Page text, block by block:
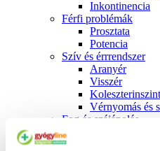
Inkontinencia
Férfi problémák
Prosztata
Potencia
Szív és érrrendszer
Aranyér
Visszér
Vérnyomás és
Fog és szájápolás